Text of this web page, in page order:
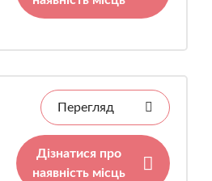
Перегляд
Дізнатися про
наявність місць